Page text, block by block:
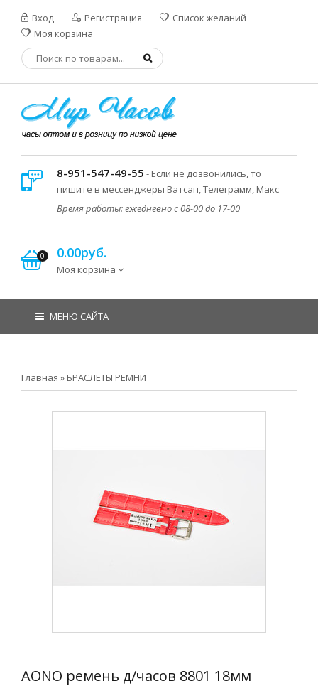
Вход Регистрация
Список желаний
Моя корзина
8-951-547-49-55 - Если не дозвонились, то
пишите в мессенджеры Ватсап, Телеграмм, Макс
Время работы: ежедневно с 08-00 до 17-00
0 0.00руб.
Моя корзина
МЕНЮ САЙТА
Главная » БРАСЛЕТЫ РЕМНИ
AONO ремень д/часов 8801 18мм